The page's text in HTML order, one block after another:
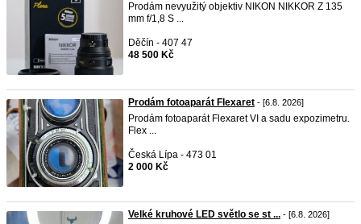
Prodám nevyužitý objektiv NIKON NIKKOR Z 135
mm f/1,8 S ...
Děčín - 407 47
48 500 Kč
Prodám fotoaparát Flexaret - [6.8. 2026]
Prodám fotoaparát Flexaret VI a sadu expozimetru.
Flex ...
Česká Lípa - 473 01
2 000 Kč
Velké kruhové LED světlo se st ... - [6.8. 2026]